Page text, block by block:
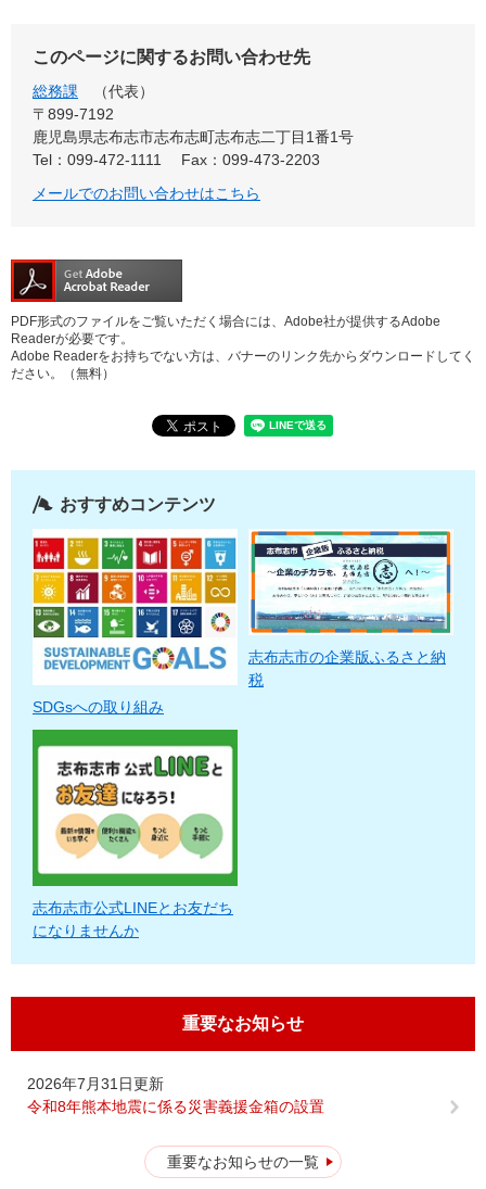
このページに関するお問い合わせ先
総務課
代表
〒899-7192
鹿児島県志布志市志布志町志布志二丁目1番1号
Tel：099-472-1111
Fax：099-473-2203
メールでのお問い合わせはこちら
PDF形式のファイルをご覧いただく場合には、Adobe社が提供するAdobe
Readerが必要です。
Adobe Readerをお持ちでない方は、バナーのリンク先からダウンロードしてく
ださい。（無料）
おすすめコンテンツ
SDGsへの取り組み
志布志市の企業版ふるさと納
税
志布志市公式LINEとお友だち
になりませんか
重要なお知らせ
2026年7月31日更新
令和8年熊本地震に係る災害義援金箱の設置
重要なお知らせの一覧